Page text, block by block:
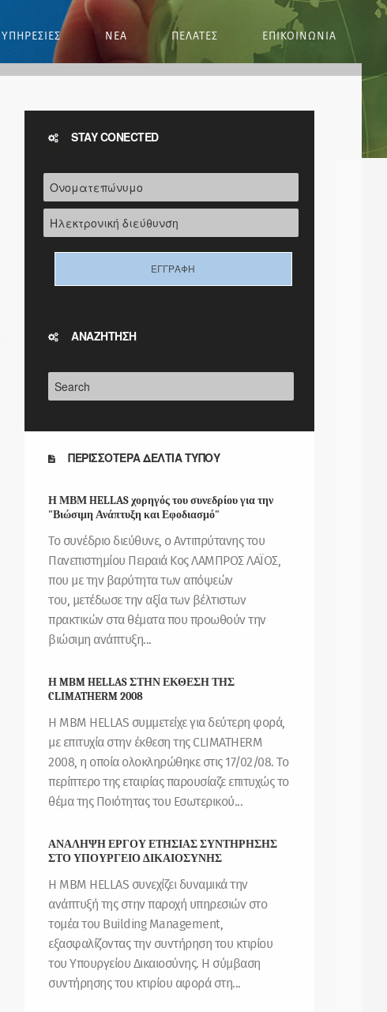
ΥΠΗΡΕΣΙΕΣ ΝΕΑ ΠΕΛΑΤΕΣ ΕΠΙΚΟΙΝΩΝΙΑ
STAY CONECTED
ΑΝΑΖΗΤΗΣΗ
ΠΕΡΙΣΣΟΤΕΡΑ ΔΕΛΤΙΑ ΤΥΠΟΥ
Η ΜΒΜ HELLAS χορηγός του συνεδρίου για την
"Βιώσιμη Ανάπτυξη και Εφοδιασμό"
Το συνέδριο διεύθυνε, ο Αντιπρύτανης του
Πανεπιστημίου Πειραιά Κος ΛΑΜΠΡΟΣ ΛΑΪΟΣ,
που με την βαρύτητα των απόψεών
του, μετέδωσε την αξία των βέλτιστων
πρακτικών στα θέματα που προωθούν την
βιώσιμη ανάπτυξη...
Η MBM HELLAS ΣΤΗΝ ΕΚΘΕΣΗ ΤΗΣ
CLIMATHERM 2008
Η ΜΒΜ HELLAS συμμετείχε για δεύτερη φορά,
με επιτυχία στην έκθεση της CLIMATHERM
2008, η οποία ολοκληρώθηκε στις 17/02/08. Το
περίπτερο της εταιρίας παρουσίαζε επιτυχώς το
θέμα της Ποιότητας του Εσωτερικού...
ΑΝΑΛΗΨΗ ΕΡΓΟΥ ΕΤΗΣΙΑΣ ΣΥΝΤΗΡΗΣΗΣ
ΣΤΟ ΥΠΟΥΡΓΕΙΟ ΔΙΚΑΙΟΣΥΝΗΣ
Η MBM HELLAS συνεχίζει δυναμικά την
ανάπτυξή της στην παροχή υπηρεσιών στο
τομέα του Building Management,
εξασφαλίζοντας την συντήρηση του κτιρίου
του Υπουργείου Δικαιοσύνης. Η σύμβαση
συντήρησης του κτιρίου αφορά στη...